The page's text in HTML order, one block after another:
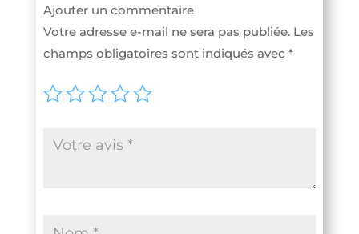
Ajouter un commentaire
Votre adresse e-mail ne sera pas publiée. Les
champs obligatoires sont indiqués avec *